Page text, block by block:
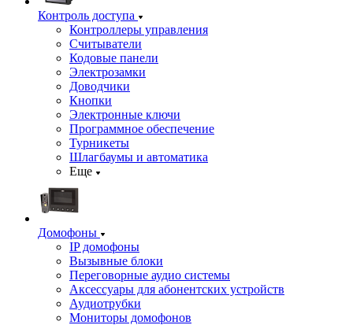
Контроль доступа
Контроллеры управления
Считыватели
Кодовые панели
Электрозамки
Доводчики
Кнопки
Электронные ключи
Программное обеспечение
Турникеты
Шлагбаумы и автоматика
Еще
Домофоны
IP домофоны
Вызывные блоки
Переговорные аудио системы
Аксессуары для абонентских устройств
Аудиотрубки
Мониторы домофонов